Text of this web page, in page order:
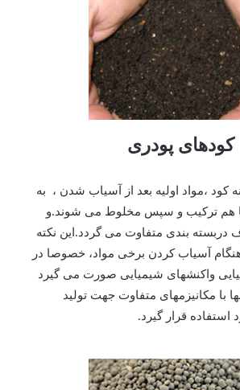
کودهای پودری
کود ،مواد اولیه بعد از آسیاب شدن ، به
هم ترکیب و سپس مخلوط می شوند.و
دربسته بندی متفاوت می گردد.این نکته
آسیاب کردن برخی مواد، خصوصا در
واکنشهای شیمیایی صورت می گیرد
با مکانیزمهای متفاوت جهت تولید
استفاده قرار گیرد.